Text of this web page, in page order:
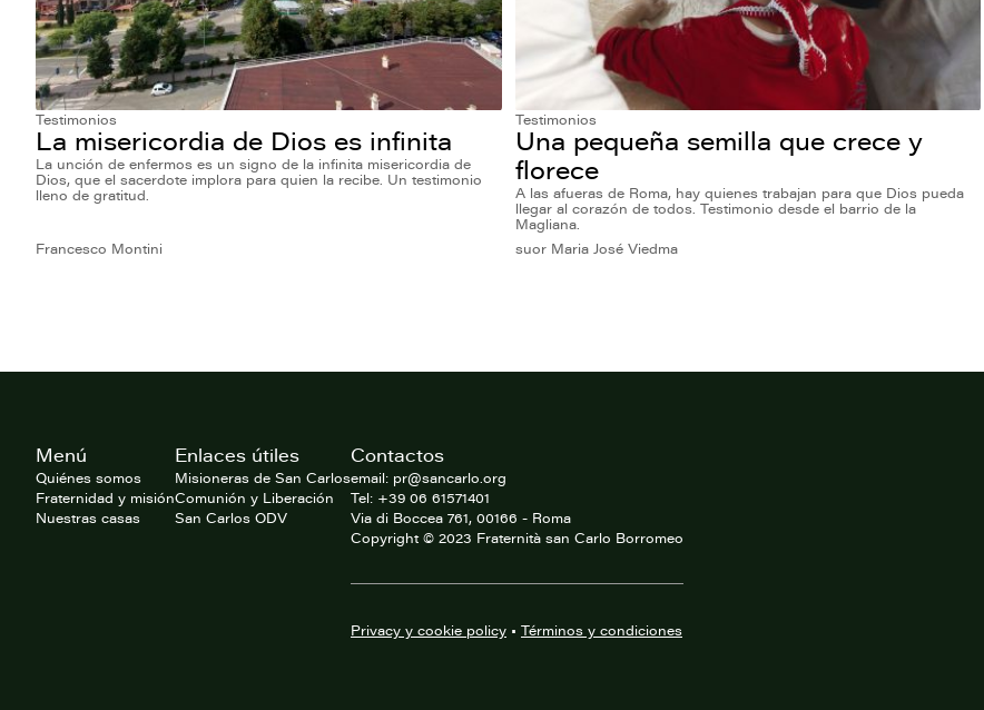
Testimonios
La misericordia de Dios es infinita
La unción de enfermos es un signo de la infinita misericordia de
Dios, que el sacerdote implora para quien la recibe. Un testimonio
lleno de gratitud.
Francesco Montini
Testimonios
Una pequeña semilla que crece y
florece
A las afueras de Roma, hay quienes trabajan para que Dios pueda
llegar al corazón de todos. Testimonio desde el barrio de la
Magliana.
suor Maria José Viedma
website
Menú
Quiénes somos
Fraternidad y misión
Nuestras casas
Enlaces útiles
Misioneras de San Carlos
Comunión y Liberación
San Carlos ODV
Contactos
email: pr@sancarlo.org
Tel: +39 06 61571401
Via di Boccea 761, 00166 - Roma
Copyright © 2023 Fraternità san Carlo Borromeo
Privacy y cookie policy • Términos y condiciones